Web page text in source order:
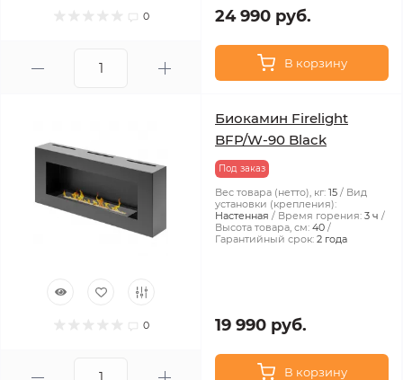
0 24 990 руб.
В корзину
0
Биокамин Firelight
BFP/W-90 Black
Под заказ
Вес товара (нетто), кг: 15
Вид
установки (крепления):
Настенная
Время горения: 3 ч
Высота товара, см: 40
Гарантийный срок: 2 года
19 990 руб.
В корзину